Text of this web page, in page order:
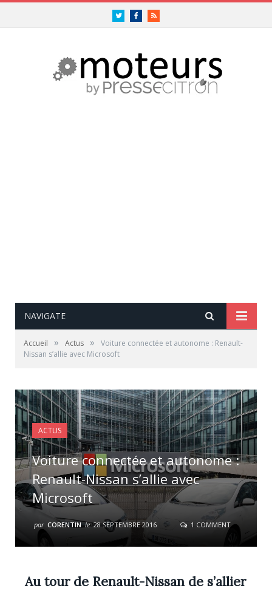
TwitterFacebookRSS
NAVIGATE
Accueil » Actus »
Voiture connectée et autonome : Renault-
Nissan s’allie avec Microsoft
ACTUS
Voiture connectée et autonome :
Renault-Nissan s’allie avec
Microsoft
par CORENTIN le 28 SEPTEMBRE 2016 1 COMMENT
Au tour de Renault-Nissan de s’allier